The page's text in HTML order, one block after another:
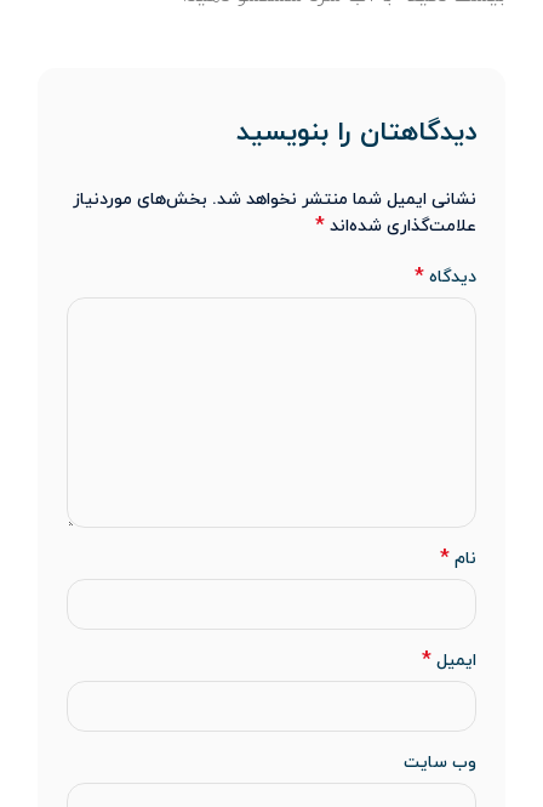
دیدگاهتان را بنویسید
نشانی ایمیل شما منتشر نخواهد شد. بخش‌های موردنیاز
علامت‌گذاری شده‌اند *
دیدگاه *
نام *
ایمیل *
وب‌ سایت